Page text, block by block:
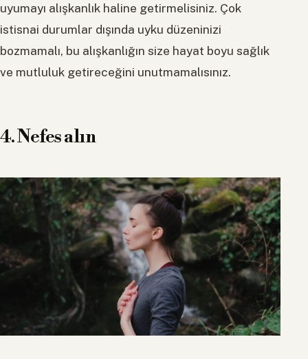
uyumayı alışkanlık haline getirmelisiniz. Çok
istisnai durumlar dışında uyku düzeninizi
bozmamalı, bu alışkanlığın size hayat boyu sağlık
ve mutluluk getireceğini unutmamalısınız.
4. Nefes alın